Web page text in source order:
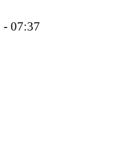
- 07:37